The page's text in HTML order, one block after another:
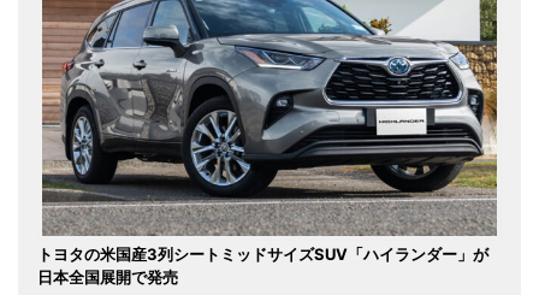
トヨタの米国産3列シートミッドサイズSUV「ハイランダー」が
日本全国展開で発売